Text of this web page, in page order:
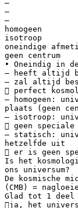
–
–
–
homogeen
isotroop
oneindige
geen centrum
• Oneindig in
– heeft altijd
– zal altijd
 perfect
– homogeen:
plaats (geen
– isotroop:
 geen
– statisch:
hetzelfde uit
 er is geen
Is het
ons universum?
De kosmische
(CMB) =
Glad tot 1 deel
ja, het